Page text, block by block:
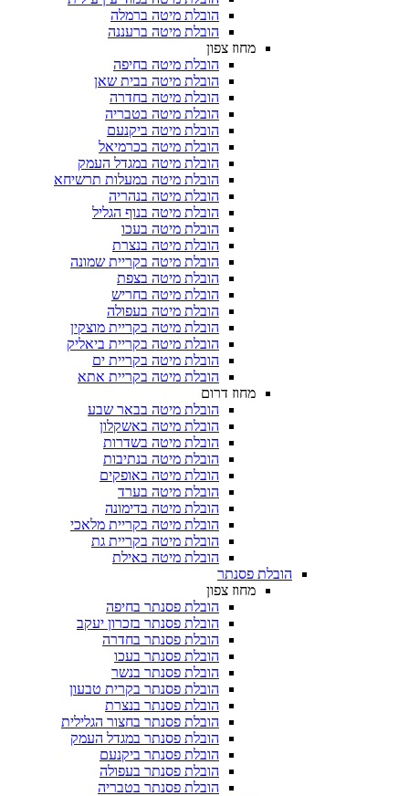
הובלת מיטה ברמלה
הובלת מיטה ברעננה
הובלת מיטה בחיפה
הובלת מיטה בבית שאן
הובלת מיטה בחדרה
הובלת מיטה בטבריה
הובלת מיטה ביקנעם
הובלת מיטה בכרמיאל
הובלת מיטה במגדל העמק
הובלת מיטה במעלות תרשיחא
הובלת מיטה בנהריה
הובלת מיטה בנוף הגליל
הובלת מיטה בנצרת
הובלת מיטה בקריית שמונה
הובלת מיטה בצפת
הובלת מיטה בחריש
הובלת מיטה בעפולה
הובלת מיטה בקריית מוצקין
הובלת מיטה בקריית ביאליק
הובלת מיטה בקריית ים
הובלת מיטה בקריית אתא
הובלת מיטה בבאר שבע
הובלת מיטה באשקלון
הובלת מיטה בשדרות
הובלת מיטה בנתיבות
הובלת מיטה באופקים
הובלת מיטה בערד
הובלת מיטה בדימונה
הובלת מיטה בקריית מלאכי
הובלת מיטה בקריית גת
הובלת מיטה באילת
הובלת פסנתר בחיפה
הובלת פסנתר בזכרון יעקב
הובלת פסנתר בחדרה
הובלת פסנתר בעכו
הובלת פסנתר בנשר
הובלת פסנתר בקרית טבעון
הובלת פסנתר בנצרת
הובלת פסנתר בחצור הגלילית
הובלת פסנתר במגדל העמק
הובלת פסנתר ביקנעם
הובלת פסנתר בעפולה
הובלת פסנתר בטבריה